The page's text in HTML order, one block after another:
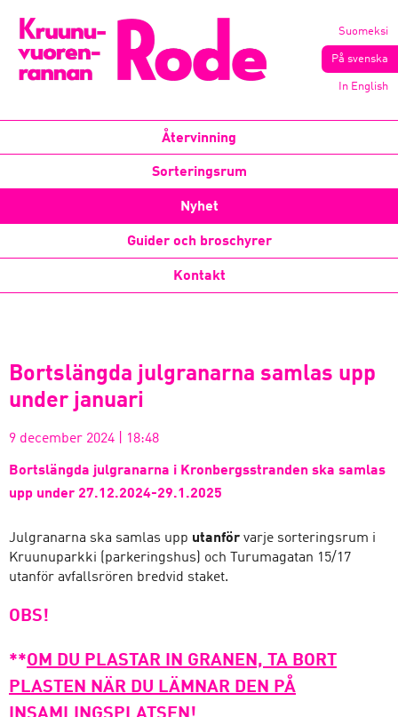
Suomeksi
På svenska
In English
Återvinning
Sorteringsrum
Nyhet
Guider och broschyrer
Kontakt
Bortslängda julgranarna samlas upp
under januari
9 december 2024 18:48
Bortslängda julgranarna i Kronbergsstranden ska samlas
upp under 27.12.2024-29.1.2025
Julgranarna ska samlas upp utanför varje sorteringsrum i
Kruunuparkki (parkeringshus) och Turumagatan 15/17
utanför avfallsrören bredvid staket.
OBS!
**OM DU PLASTAR IN GRANEN, TA BORT
PLASTEN NÄR DU LÄMNAR DEN PÅ